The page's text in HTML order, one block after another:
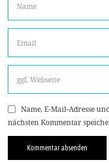
Name, E-Mail-Adresse
nächsten Kommentar